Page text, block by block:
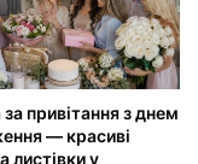
привітання з днем
— красиві
листівки у